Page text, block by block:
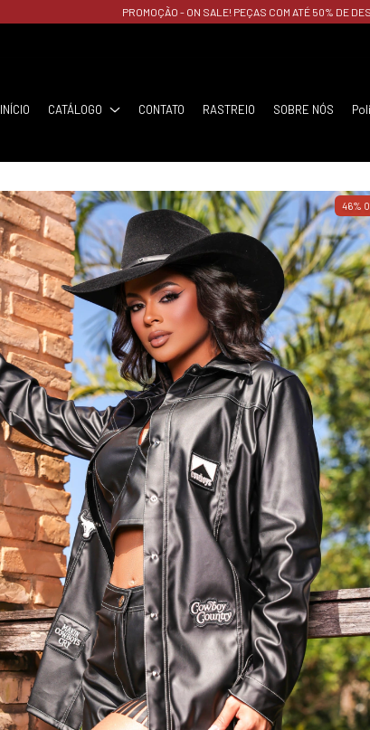
PROMOÇÃO - ON SALE! PEÇAS COM ATÉ 50% DE
INÍCIO CATÁLOGO CONTATO RASTREIO SOBRE NÓS
46%